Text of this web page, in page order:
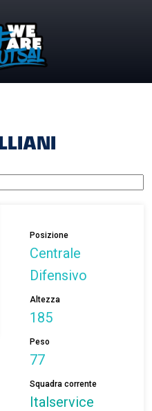
Posizione
Centrale
Difensivo
Altezza
185
Peso
77
Squadra corrente
Italservice